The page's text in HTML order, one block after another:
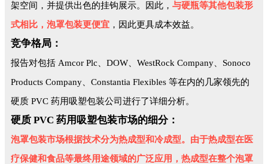
架空间，并提供出色的挂钩展示。因此， 与硬瓶等其他包装形
式相比，泡罩包装更便宜 ，因此更具成本效益。
竞争格局：
报告对包括 Amcor Plc、DOW、WestRock Company、Sonoco
Products Company、 Constantia Flexibles 等在内的几家领先的
硬质 PVC 药用吸塑包装公司进行了详细分析。
硬质 PVC 药用吸塑包装市场的细分：
泡罩包装市场根据技术分为热成型和冷成型。由于热成型在医
疗保健和食品等最终用途领域的广泛应用，热成型在整个泡罩